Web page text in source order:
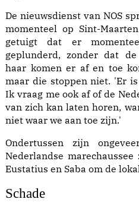
De nieuwsdienst van NOS
momenteel op Sint-
getuigt dat er
geplunderd, zonder dat
haar komen er af en toe
maar die stoppen niet. 'Er
Ik vraag me ook af of de
van zich kan laten horen,
niet waar we aan toe zijn.'
Ondertussen zijn
Nederlandse
Eustatius en Saba om de
Schade